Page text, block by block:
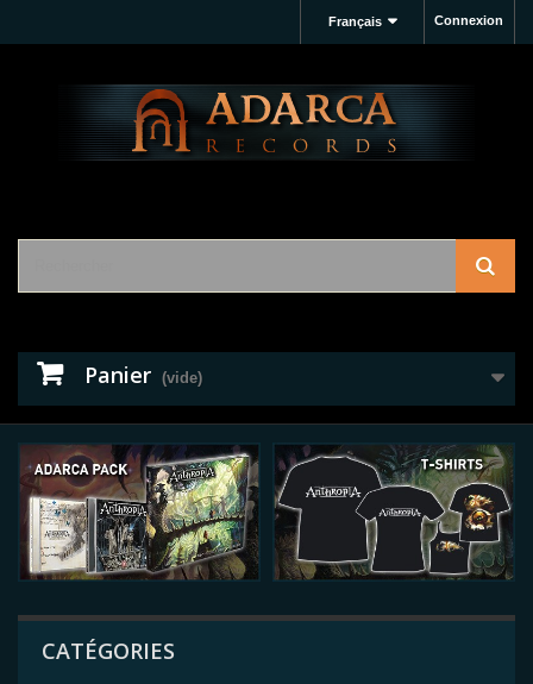
Connexion
Français
Panier (vide)
CATÉGORIES